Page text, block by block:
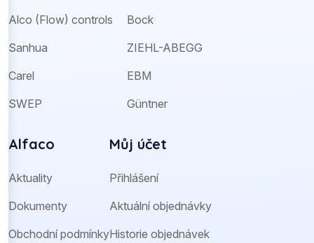
Alco (Flow) controls
Sanhua
Carel
SWEP
Bock
ZIEHL-ABEGG
EBM
Güntner
Alfaco
Aktuality
Dokumenty
Obchodní podmínky
Můj účet
Přihlášení
Aktuální objednávky
Historie objednávek